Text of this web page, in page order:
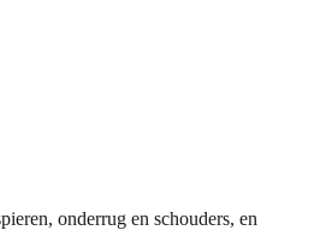
onderrug en schouders, en